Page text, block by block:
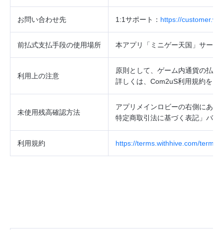
お問い合わせ先 1:1サポート： https://
前払式支払手段の使用場所 本アプリ「ミニゲー天国」サー
利用上の注意
原則として、ゲーム内通貨の払
詳しくは、Com2uS利用規約をご
未使用残高確認方法
アプリメインロビーの右側にあ
特定商取引法に基づく表記」バ
利用規約 https://terms.withhive.com/terms/